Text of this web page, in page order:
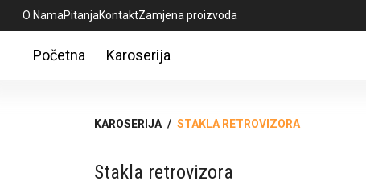
O NamaPitanjaKontaktZamjena proizvoda
Početna Karoserija
KAROSERIJA / STAKLA RETROVIZORA
Stakla retrovizora